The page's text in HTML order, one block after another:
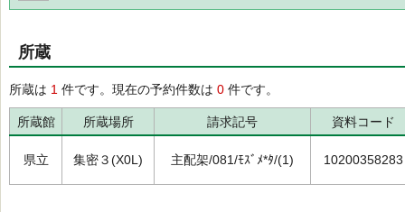
所蔵
所蔵は 1 件です。現在の予約件数は 0 件です。
所蔵館 所蔵場所 請求記号 資料コード
県立 集密３(X0L) 主配架/081/ﾓｽﾞﾒ*ﾀ/(1) 10200358283